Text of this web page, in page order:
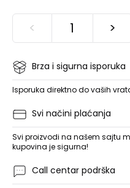
< >
Brza i sigurna isporuka
Isporuka direktno do vaših
Svi načini plaćanja
Svi proizvodi na našem sajtu
kupovina je sigurna!
Call centar podrška